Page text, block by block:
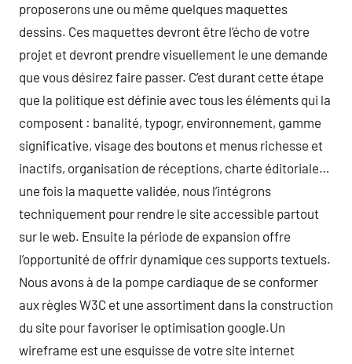
proposerons une ou même quelques maquettes
dessins. Ces maquettes devront être l’écho de votre
projet et devront prendre visuellement le une demande
que vous désirez faire passer. C’est durant cette étape
que la politique est définie avec tous les éléments qui la
composent : banalité, typogr, environnement, gamme
significative, visage des boutons et menus richesse et
inactifs, organisation de réceptions, charte éditoriale…
une fois la maquette validée, nous l’intégrons
techniquement pour rendre le site accessible partout
sur le web. Ensuite la période de expansion offre
l’opportunité de offrir dynamique ces supports textuels.
Nous avons à de la pompe cardiaque de se conformer
aux règles W3C et une assortiment dans la construction
du site pour favoriser le optimisation google.Un
wireframe est une esquisse de votre site internet